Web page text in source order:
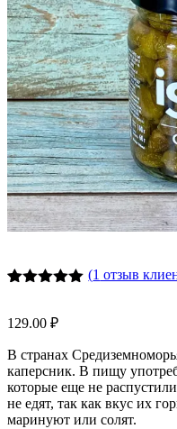
на основе
пользователей
(1 отзыв
129.00 ₽
В странах
каперсник. В пищу
которые еще не
не едят, так как вкус их
маринуют или солят.